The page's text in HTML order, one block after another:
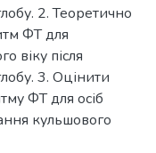
2. Теоретично
ФТ для
віку після
3. Оцінити
ФТ для осіб
кульшового